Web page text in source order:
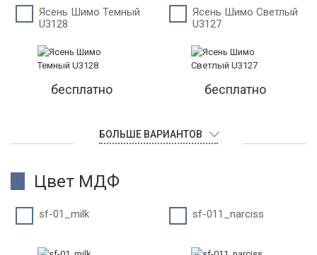
Ясень Шимо Темный
U3128
бесплатно
Ясень Шимо Светлый
U3127
бесплатно
БОЛЬШЕ ВАРИАНТОВ
Цвет МДФ
sf-01_milk sf-011_narciss